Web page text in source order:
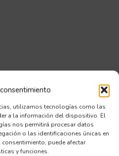
utilizamos tecnologías como las
a la información del dispositivo. El
nos permitirá procesar datos
o las identificaciones únicas en
puede afectar
y funciones.
médico-estético de
tecnologías como láser de
y electroestimulación para
textura y estimular la
elastinadesde las capas más